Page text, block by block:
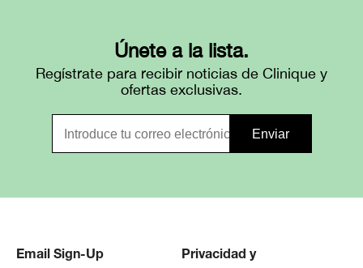
Únete a la lista.
Regístrate para recibir noticias de Clinique y
ofertas exclusivas.
Email Sign-Up
Privacidad y